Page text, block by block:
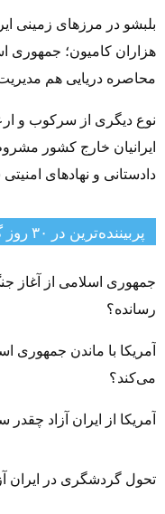
بلبشو در مرزهای زمینی
هزاران کامیون؛ جمهوری
محاصره دریایی هم
نوع دیگری از سرکوب و
ایرانیان خارج کشور
دادستانی و نهادهای
پربیننده‌ترین‌ در ۳۰ روز گذشته
جمهوری اسلامی از آغاز
رسانده؟
آمریکا با ماندن جمهوری
می‌کند؟
آمریکا از ایران آزاد
تحول گردشگری در ایران